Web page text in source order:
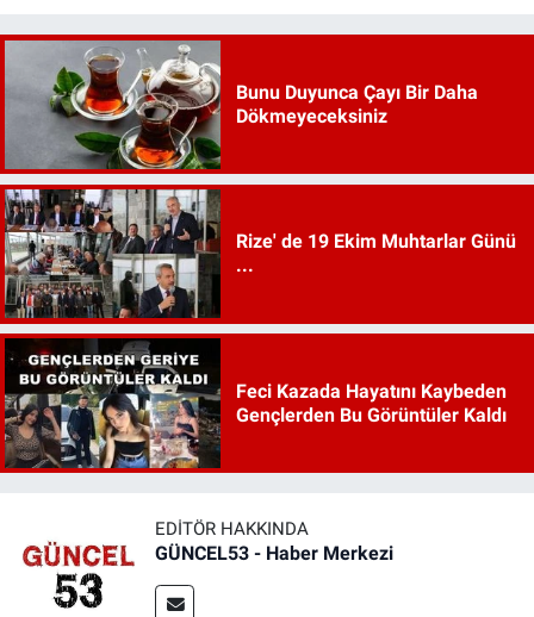
Bunu Duyunca Çayı Bir Daha
Dökmeyeceksiniz
Rize' de 19 Ekim Muhtarlar Günü
...
Feci Kazada Hayatını Kaybeden
Gençlerden Bu Görüntüler Kaldı
EDITÖR HAKKINDA
GÜNCEL53 - Haber Merkezi